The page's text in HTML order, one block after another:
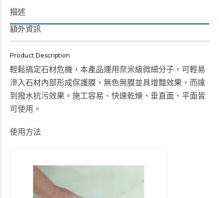
描述
額外資訊
Product Description
輕鬆搞定石材危機，本產品運用奈米級微細分子，可輕易
滲入石材內部形成保護膜，無色無膜並具增豔效果，而達
到撥水抗污效果。施工容易、快速乾燥、垂直面、平面皆
可使用。
使用方法